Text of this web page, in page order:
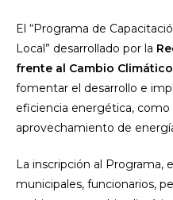
El “Programa de
Local” desarrollado por la
frente al Cambio Climático
fomentar el desarrollo e
eficiencia energética, como
aprovechamiento de
La inscripción al Programa,
municipales, funcionarios,